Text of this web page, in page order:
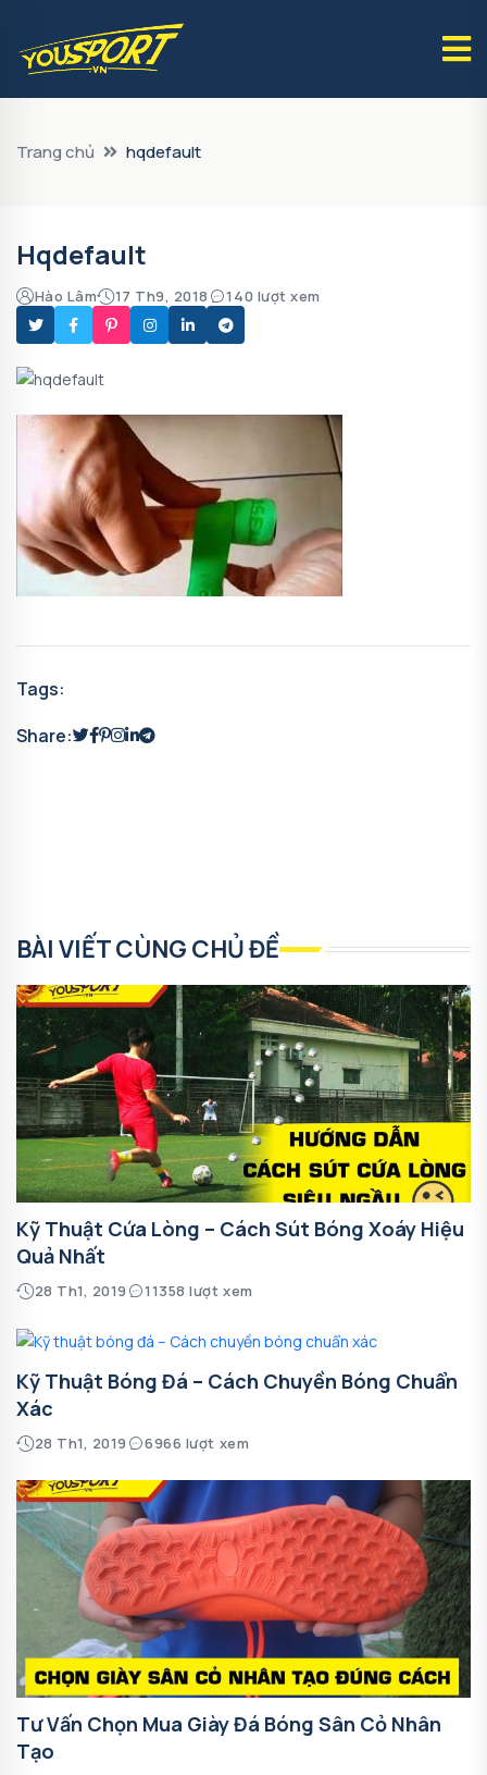
Trang chủ hqdefault
Hqdefault
Hào Lâm 17 Th9, 2018 140 lượt xem
Tags:
Share:
BÀI VIẾT CÙNG CHỦ ĐỀ
Kỹ Thuật Cứa Lòng – Cách Sút Bóng Xoáy Hiệu
Quả Nhất
28 Th1, 2019 11358 lượt xem
Kỹ Thuật Bóng Đá – Cách Chuyền Bóng Chuẩn
Xác
28 Th1, 2019 6966 lượt xem
Tư Vấn Chọn Mua Giày Đá Bóng Sân Cỏ Nhân
Tạo